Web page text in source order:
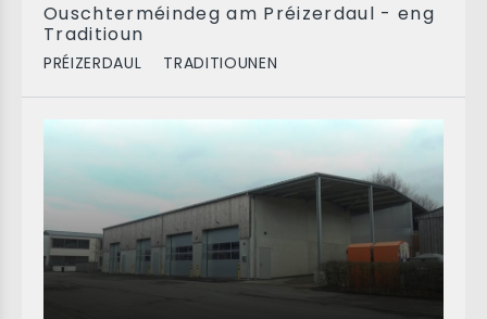
Ouschterméindeg am Préizerdaul - eng
Traditioun
PRÉIZERDAUL TRADITIOUNEN